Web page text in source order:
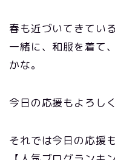
春も近づいてきてい
一緒に、和服を着て
かな。
今日の応援もよろし
それでは今日の応援